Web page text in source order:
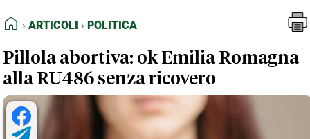
FEED RSS
NORMATIVE DEONTOLOGICHE
TERMINI e CONDIZIONI
HOME
ARTICOLI POLITICA
Pillola abortiva: ok Emilia Romagna
alla RU486 senza ricovero